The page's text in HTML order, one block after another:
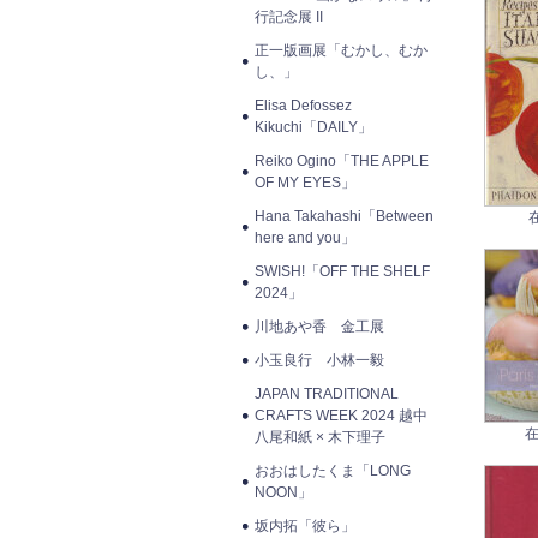
行記念展 II
正一版画展「むかし、むか
し、」
Elisa Defossez
Kikuchi「DAILY」
Reiko Ogino「THE APPLE
OF MY EYES」
Hana Takahashi「Between
here and you」
SWISH!「OFF THE SHELF
2024」
川地あや香 金工展
小玉良行 小林一毅
JAPAN TRADITIONAL
CRAFTS WEEK 2024 越中
八尾和紙 × 木下理子
おおはしたくま「LONG
NOON」
坂内拓「彼ら」